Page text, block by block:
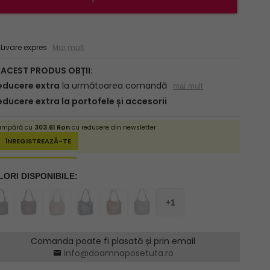
expres Mai mult
Comanda poate fi plasată și prin email
info@doamnaposetuta.ro